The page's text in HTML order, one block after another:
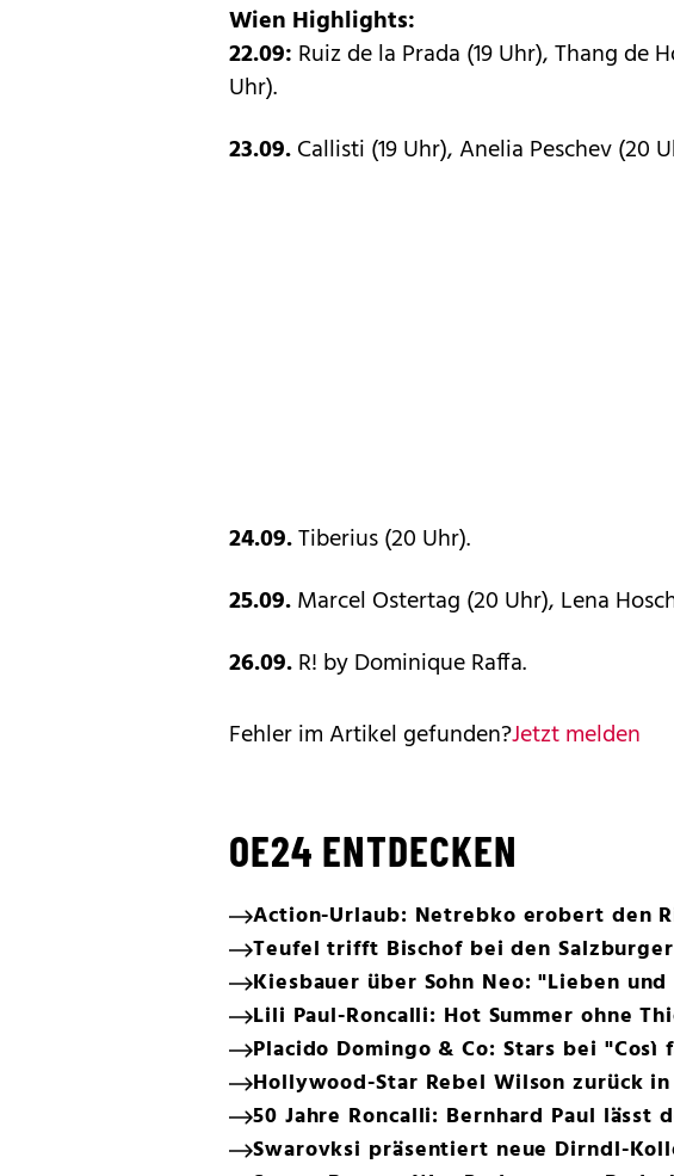
Wien Highlights:
22.09: Ruiz de la Prada (19 Uhr), Thang de
Uhr).
23.09.Callisti (19 Uhr), Anelia Peschev (20
24.09.Tiberius (20 Uhr).
25.09.Marcel Ostertag (20 Uhr), Lena
26.09.R! by Dominique Raffa.
Fehler im Artikel gefunden?Jetzt melden
OE24 ENTDECKEN
Action-Urlaub: Netrebko erobert den
Teufel trifft Bischof bei den
Kiesbauer über Sohn Neo: "Lieben und
Lili Paul-Roncalli: Hot Summer ohne
Placido Domingo & Co: Stars bei
Hollywood-Star Rebel Wilson zurück
50 Jahre Roncalli: Bernhard Paul lässt
Swarovksi präsentiert neue Dirndl-